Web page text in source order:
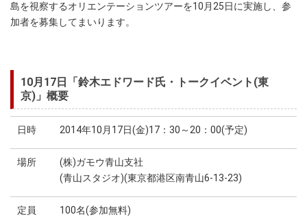
島を視察するオリエンテーションツアーを10月25日に実施し、参
加者を募集してまいります。
10月17日「鈴木エドワード氏・トークイベント(東
京)」概要
日時 2014年10月17日(金)17：30～20：00(予定)
場所
(株)ガモウ青山支社
(青山スタジオ)(東京都港区南青山6-13-23)
定員 100名(参加無料)